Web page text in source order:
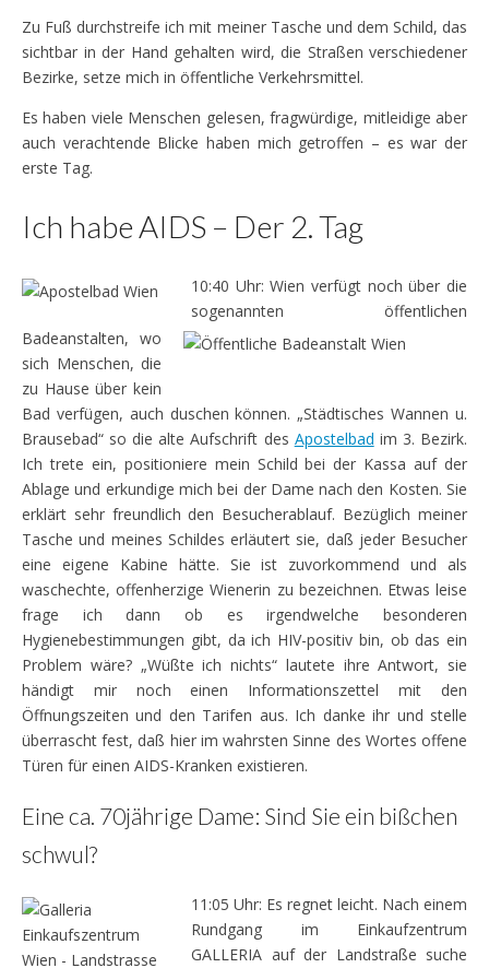
Zu Fuß durchstreife ich mit meiner Tasche und dem Schild, das
sichtbar in der Hand gehalten wird, die Straßen verschiedener
Bezirke, setze mich in öffentliche Verkehrsmittel.
Es haben viele Menschen gelesen, fragwürdige, mitleidige aber
auch verachtende Blicke haben mich getroffen – es war der
erste Tag.
Ich habe AIDS – Der 2. Tag
10:40 Uhr: Wien verfügt noch über die
sogenannten öffentlichen
Badeanstalten, wo
sich Menschen, die
zu Hause über kein
Bad verfügen, auch duschen können. „Städtisches Wannen u.
Brausebad“ so die alte Aufschrift des Apostelbad im 3. Bezirk.
Ich trete ein, positioniere mein Schild bei der Kassa auf der
Ablage und erkundige mich bei der Dame nach den Kosten. Sie
erklärt sehr freundlich den Besucherablauf. Bezüglich meiner
Tasche und meines Schildes erläutert sie, daß jeder Besucher
eine eigene Kabine hätte. Sie ist zuvorkommend und als
waschechte, offenherzige Wienerin zu bezeichnen. Etwas leise
frage ich dann ob es irgendwelche besonderen
Hygienebestimmungen gibt, da ich HIV-positiv bin, ob das ein
Problem wäre? „Wüßte ich nichts“ lautete ihre Antwort, sie
händigt mir noch einen Informationszettel mit den
Öffnungszeiten und den Tarifen aus. Ich danke ihr und stelle
überrascht fest, daß hier im wahrsten Sinne des Wortes offene
Türen für einen AIDS-Kranken existieren.
Eine ca. 70jährige Dame: Sind Sie ein bißchen
schwul?
11:05 Uhr: Es regnet leicht. Nach einem
Rundgang im Einkaufzentrum
GALLERIA auf der Landstraße suche